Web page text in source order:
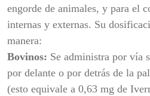
engorde de animales, y para el
internas y externas. Su
manera:
Bovinos: Se administra por vía
por delante o por detrás de la
(esto equivale a 0,63 mg de